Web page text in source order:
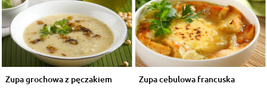
Zupa grochowa z pęczakiem Zupa cebulowa francuska